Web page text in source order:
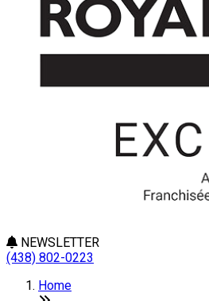
NEWSLETTER
(438) 802-0223
Home